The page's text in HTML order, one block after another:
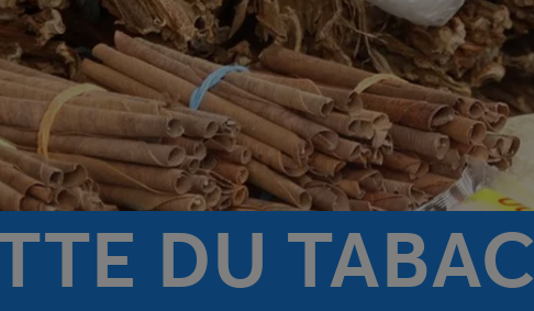
DU TABAC